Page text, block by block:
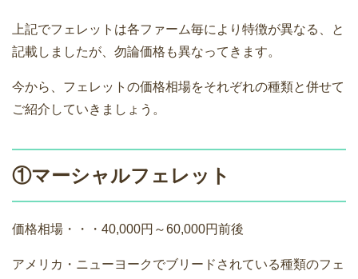
上記でフェレットは各ファーム毎により特徴が異なる、と
記載しましたが、勿論価格も異なってきます。
今から、フェレットの価格相場をそれぞれの種類と併せて
ご紹介していきましょう。
①マーシャルフェレット
価格相場・・・40,000円～60,000円前後
アメリカ・ニューヨークでブリードされている種類のフェ